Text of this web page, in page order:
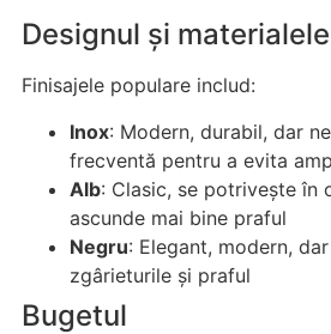
Designul și materialele
Finisajele populare includ:
Inox: Modern, durabil, dar
frecventă pentru a evita
Alb: Clasic, se potrivește în
ascunde mai bine praful
Negru: Elegant, modern,
zgârieturile și praful
Bugetul